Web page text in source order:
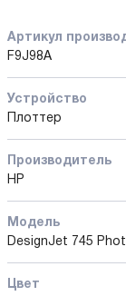
Артикул
F9J98A
Устройство
Плоттер
Производитель
HP
Модель
DesignJet 745
Цвет